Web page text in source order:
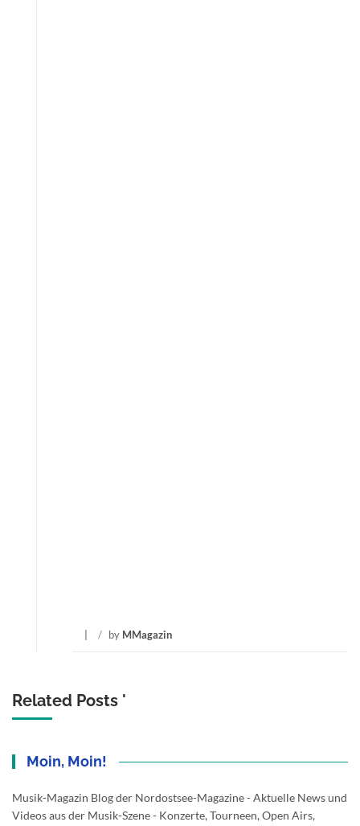
/ by MMagazin
Related Posts '
Moin, Moin!
Musik-Magazin Blog der Nordostsee-Magazine - Aktuelle News und
Videos aus der Musik-Szene - Konzerte, Tourneen, Open Airs,